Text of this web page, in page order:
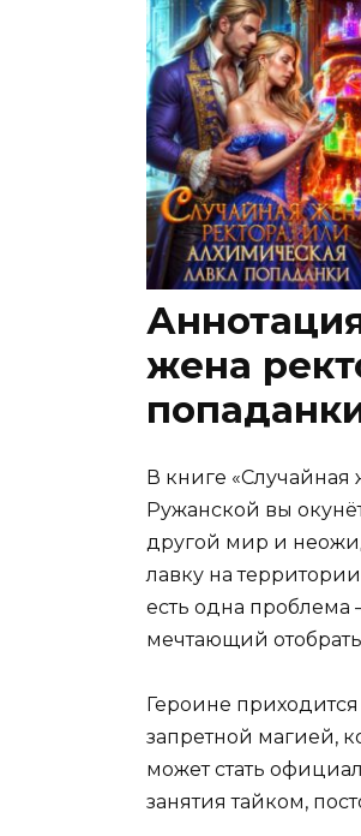
жена
В книге
Ружанской вы
другой мир и
лавку на
есть одна
мечтающий
Героине
запретной магией,
может стать
занятия тайком,